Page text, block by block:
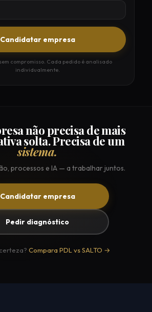
Candidatar empresa
compromisso. Cada pedido é analisado
individualmente.
não precisa de mais
solta. Precisa de um
sistema.
processos e IA — a trabalhar juntos.
Candidatar empresa
Pedir diagnóstico
Compara PDL vs SALTO →